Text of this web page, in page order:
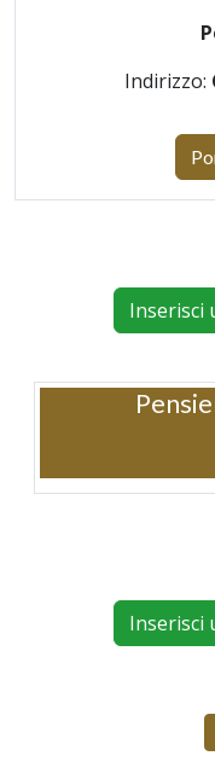
Indirizzo:
Inserisci
Inserisci